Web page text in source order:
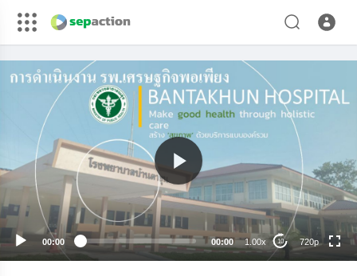
00:00 00:00 1.00x 10 720p
720p
480p
360p
auto